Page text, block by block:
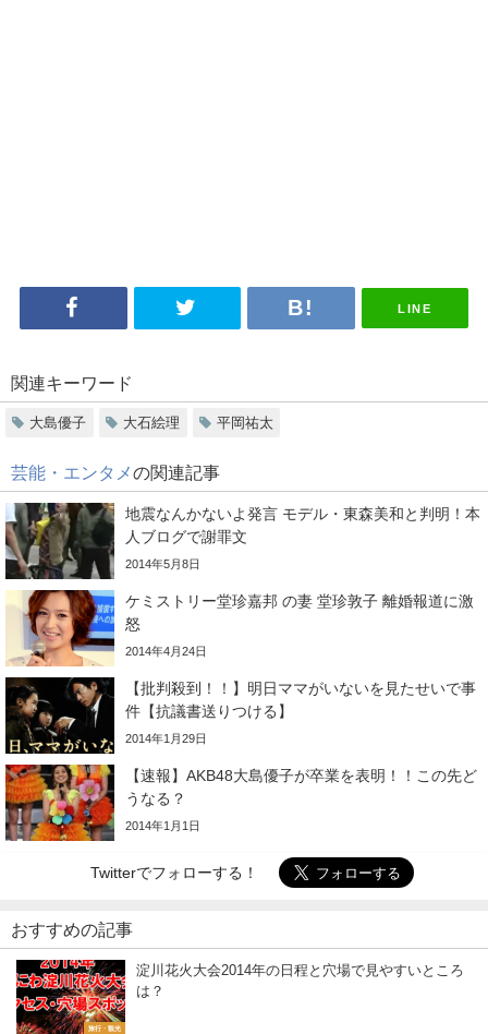
LINE
関連キーワード
大島優子 大石絵理 平岡祐太
芸能・エンタメの関連記事
地震なんかないよ発言 モデル・東森美和と判明！本
人ブログで謝罪文
2014年5月8日
ケミストリー堂珍嘉邦 の妻 堂珍敦子 離婚報道に激
怒
2014年4月24日
【批判殺到！！】明日ママがいないを見たせいで事
件【抗議書送りつける】
2014年1月29日
【速報】AKB48大島優子が卒業を表明！！この先ど
うなる？
2014年1月1日
Twitterでフォローする！
おすすめの記事
旅行・観光
淀川花火大会2014年の日程と穴場で見やすいところ
は？